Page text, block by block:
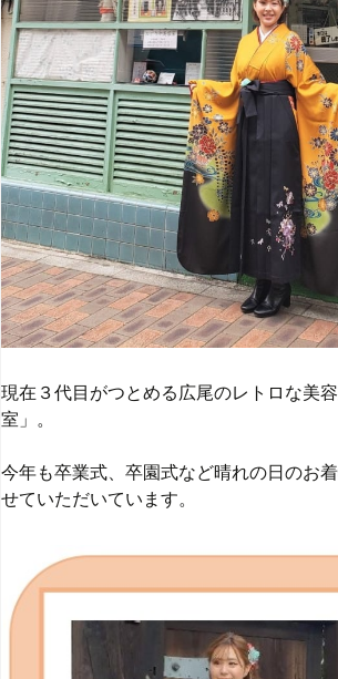
現在３代目がつとめる広尾のレトロな美
室」。
今年も卒業式、卒園式など晴れの日のお
せていただいています。